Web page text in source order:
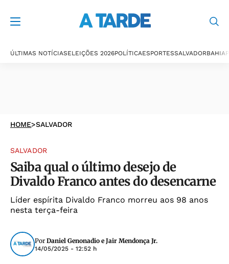
ÚLTIMAS NOTÍCIASELEIÇÕES 2026POLÍTICAESPORTESSALVADORBAHIA
HOME>SALVADOR
SALVADOR
Saiba qual o último desejo de
Divaldo Franco antes do desencarne
Líder espírita Divaldo Franco morreu aos 98 anos
nesta terça-feira
Por Daniel Genonadio e Jair Mendonça Jr.
14/05/2025 - 12:52 h